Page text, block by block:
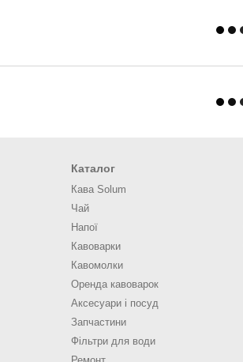
Каталог
Кава Solum
Чай
Напої
Кавоварки
Кавомолки
Оренда кавоварок
Аксесуари і посуд
Запчастини
Фільтри для води